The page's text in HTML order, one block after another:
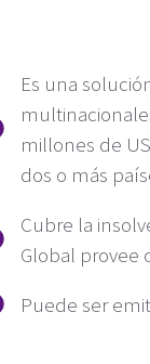
Es una
millones de
dos o más
Cubre la
Global provee
Puede ser